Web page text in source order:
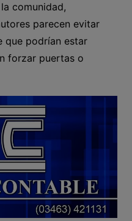
comunidad,
parecen evitar
que podrían estar
forzar puertas o